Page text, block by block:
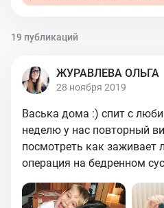
19 публикаций
ЖУРАВЛЕВА ОЛЬГА
28 ноября 2019
Васька дома :) спит с
неделю у нас повторный
посмотреть как заживает
операция на бедренном